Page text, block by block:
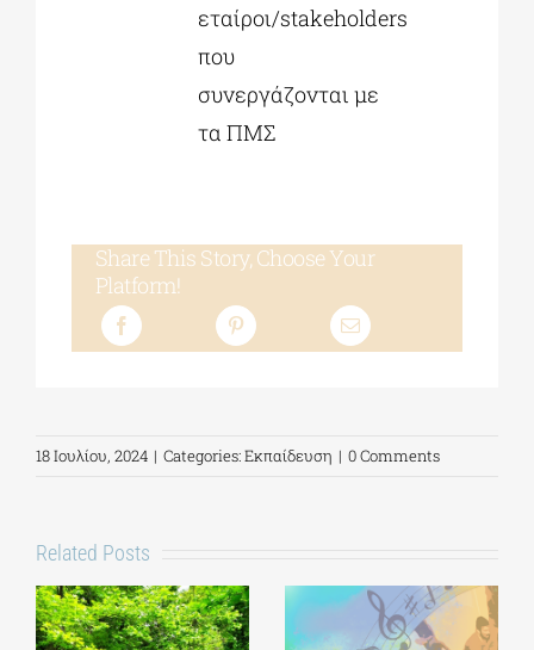
εταίροι/stakeholders
που
συνεργάζονται με
τα ΠΜΣ
Share This Story, Choose Your
Platform!
18 Ιουλίου, 2024 | Categories:Εκπαίδευση | 0 Comments
Related Posts